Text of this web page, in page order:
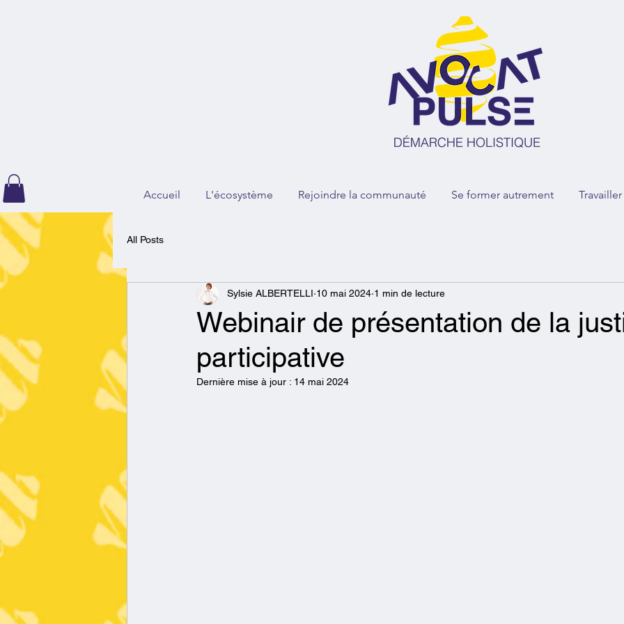
Accueil L'écosystème Rejoindre la communauté Se former autrement
All Posts
Webinair de présentation de la
participative
Sylsie ALBERTELLI 10 mai 2024 1 min de lecture
Dernière mise à jour : 14 mai 2024